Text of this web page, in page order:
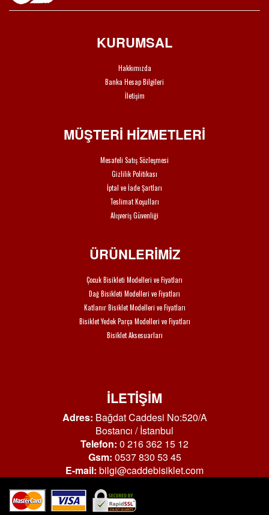
KURUMSAL
Hakkımızda
Banka Hesap Bilgileri
İletişim
MÜŞTERİ HİZMETLERİ
Mesafeli Satış Sözleşmesi
Gizlilik Politikası
İptal ve İade Şartları
Teslimat Koşulları
Alışveriş Güvenliği
ÜRÜNLERİMİZ
Çocuk Bisikleti Modelleri ve Fiyatları
Dağ Bisikleti Modelleri ve Fiyatları
Katlanır Bisiklet Modelleri ve Fiyatları
Bisiklet Yedek Parça Modelleri ve Fiyatları
Bisiklet Aksesuarları
İLETİŞİM
Adres: Bağdat Caddesi No:520/A
Bostancı / İstanbul
Telefon: 0 216 362 15 12
Gsm: 0537 830 53 45
E-mail: bilgi@caddebisiklet.com